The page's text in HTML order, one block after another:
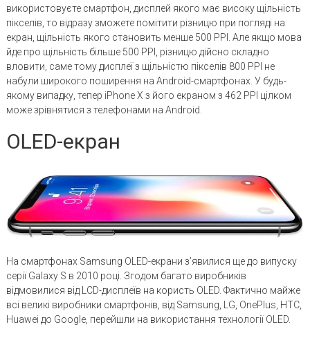
використовуєте смартфон, дисплей якого має високу щільність
пікселів, то відразу зможете помітити різницю при погляді на
екран, щільність якого становить менше 500 PPI. Але якщо мова
йде про щільність більше 500 PPI, різницю дійсно складно
вловити, саме тому дисплеї з щільністю пікселів 800 PPI не
набули широкого поширення на Android-смартфонах. У будь-
якому випадку, тепер iPhone X з його екраном з 462 PPI цілком
може зрівнятися з телефонами на Android.
OLED-екран
На смартфонах Samsung OLED-екрани з’явилися ще до випуску
серії Galaxy S в 2010 році. Згодом багато виробників
відмовилися від LCD-дисплеїв на користь OLED. Фактично майже
всі великі виробники смартфонів, від Samsung, LG, OnePlus, HTC,
Huawei до Google, перейшли на використання технології OLED.